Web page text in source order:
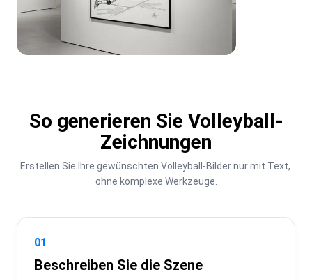
So generieren Sie Volleyball-
Zeichnungen
Erstellen Sie Ihre gewünschten Volleyball-Bilder nur mit Text,
ohne komplexe Werkzeuge.
01
Beschreiben Sie die Szene